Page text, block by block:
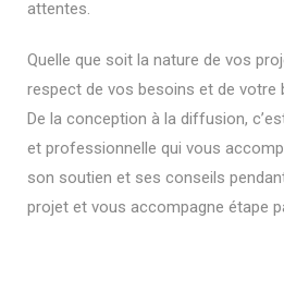
attentes.
Quelle que soit la nature de vos
respect de vos besoins et de votre
De la conception à la diffusion,
et professionnelle qui vous
son soutien et ses conseils
projet et vous accompagne étape